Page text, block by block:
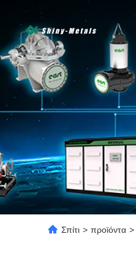
Σπίτι > προϊόντα >